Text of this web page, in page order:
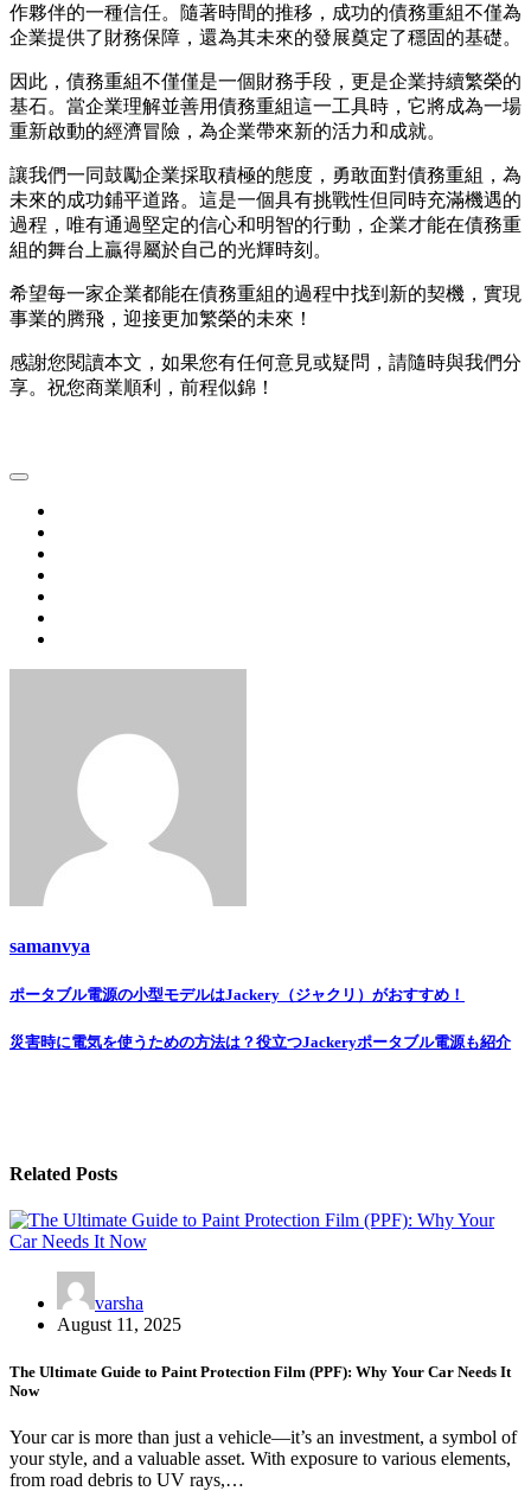
作夥伴的一種信任。隨著時間的推移，成功的債務重組不僅為
企業提供了財務保障，還為其未來的發展奠定了穩固的基礎。
因此，債務重組不僅僅是一個財務手段，更是企業持續繁榮的
基石。當企業理解並善用債務重組這一工具時，它將成為一場
重新啟動的經濟冒險，為企業帶來新的活力和成就。
讓我們一同鼓勵企業採取積極的態度，勇敢面對債務重組，為
未來的成功鋪平道路。這是一個具有挑戰性但同時充滿機遇的
過程，唯有通過堅定的信心和明智的行動，企業才能在債務重
組的舞台上贏得屬於自己的光輝時刻。
希望每一家企業都能在債務重組的過程中找到新的契機，實現
事業的腾飛，迎接更加繁榮的未來！
感謝您閱讀本文，如果您有任何意見或疑問，請隨時與我們分
享。祝您商業順利，前程似錦！
samanvya
Post
navigation
ポータブル電源の小型モデルはJackery（ジャクリ）がおすすめ！
災害時に電気を使うための方法は？役立つJackeryポータブル電源も紹介
Related Posts
varsha
August 11, 2025
The Ultimate Guide to Paint Protection Film (PPF): Why Your Car Needs It
Now
Your car is more than just a vehicle—it’s an investment, a symbol of
your style, and a valuable asset. With exposure to various elements,
from road debris to UV rays,…